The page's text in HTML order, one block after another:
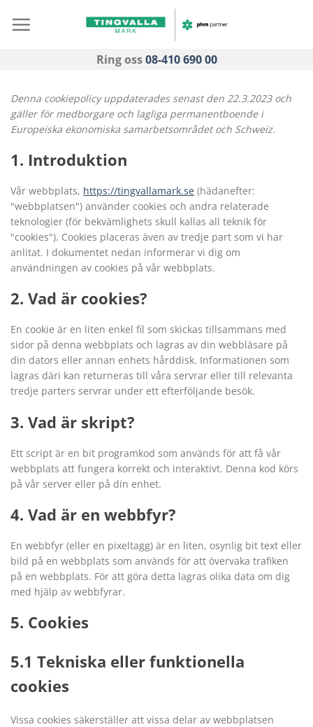
Ring oss08-410 690 00
Denna cookiepolicy uppdaterades senast den 22.3.2023 och
gäller för medborgare och lagliga permanentboende i
Europeiska ekonomiska samarbetsområdet och Schweiz.
1. Introduktion
Vår webbplats, https://tingvallamark.se (hädanefter:
"webbplatsen") använder cookies och andra relaterade
teknologier (för bekvämlighets skull kallas all teknik för
"cookies"). Cookies placeras även av tredje part som vi har
anlitat. I dokumentet nedan informerar vi dig om
användningen av cookies på vår webbplats.
2. Vad är cookies?
En cookie är en liten enkel fil som skickas tillsammans med
sidor på denna webbplats och lagras av din webbläsare på
din dators eller annan enhets hårddisk. Informationen som
lagras däri kan returneras till våra servrar eller till relevanta
tredje parters servrar under ett efterföljande besök.
3. Vad är skript?
Ett script är en bit programkod som används för att få vår
webbplats att fungera korrekt och interaktivt. Denna kod körs
på vår server eller på din enhet.
4. Vad är en webbfyr?
En webbfyr (eller en pixeltagg) är en liten, osynlig bit text eller
bild på en webbplats som används för att övervaka trafiken
på en webbplats. För att göra detta lagras olika data om dig
med hjälp av webbfyrar.
5. Cookies
5.1 Tekniska eller funktionella
cookies
Vissa cookies säkerställer att vissa delar av webbplatsen